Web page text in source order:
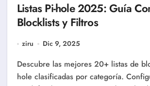
Listas Pi-hole 2025: Guía
Blocklists y Filtros
ziru Dic 9, 2025
Descubre las mejores 20+ listas de bloqueo para Pi-
hole clasificadas por categoría.